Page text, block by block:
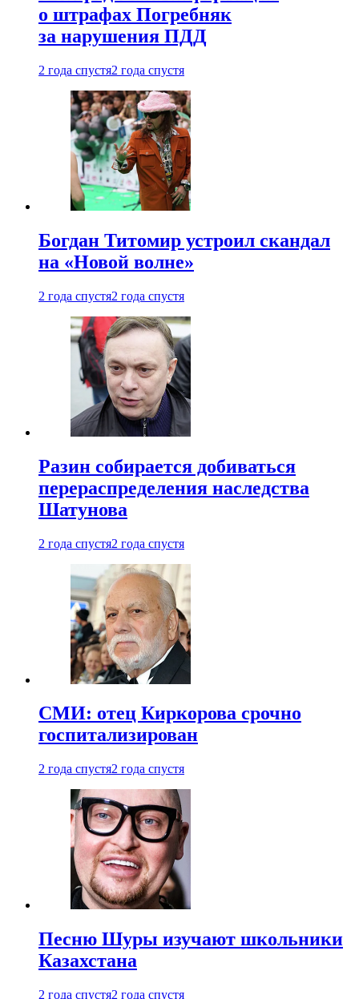
о штрафах Погребняк
за нарушения ПДД
2 года спустя2 года спустя
Богдан Титомир устроил скандал
на «Новой волне»
2 года спустя2 года спустя
Разин собирается добиваться
перераспределения наследства
Шатунова
2 года спустя2 года спустя
СМИ: отец Киркорова срочно
госпитализирован
2 года спустя2 года спустя
Песню Шуры изучают школьники
Казахстана
2 года спустя2 года спустя